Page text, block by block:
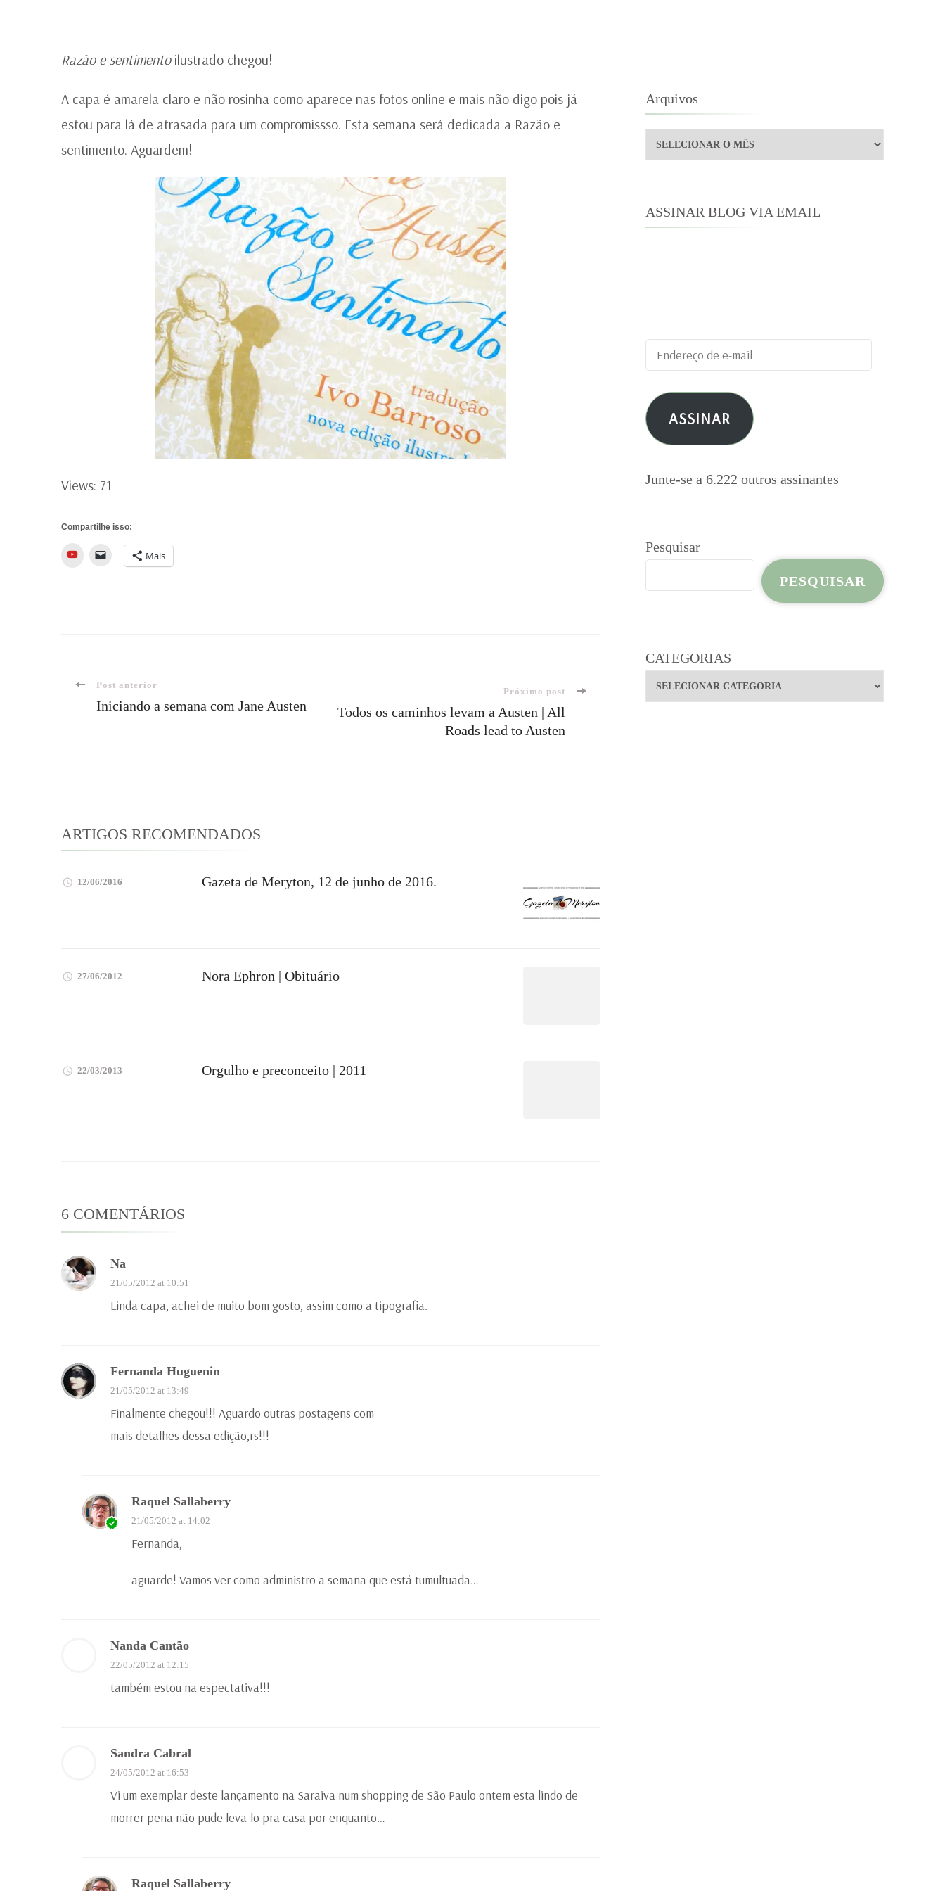
Razão e sentimentoilustrado chegou!
A capa é amarela claro e não rosinha como aparece nas fotos online e mais não digo pois já
estou para lá de atrasada para um compromissso. Esta semana será dedicada a Razão e
sentimento. Aguardem!
Views: 71
Compartilhe isso:
YouTube Mais
Navegação
Post anterior
Iniciando a semana com Jane Austen
Próximo post
Todos os caminhos levam a Austen | All
Roads lead to Austen
ARTIGOS RECOMENDADOS
12/06/2016 Gazeta de Meryton, 12 de junho de 2016.
27/06/2012 Nora Ephron | Obituário
22/03/2013 Orgulho e preconceito | 2011
6 COMENTÁRIOS
Na
21/05/2012 at 10:51
Linda capa, achei de muito bom gosto, assim como a tipografia.
Fernanda Huguenin
21/05/2012 at 13:49
Finalmente chegou!!! Aguardo outras postagens com
mais detalhes dessa edição,rs!!!
Raquel Sallaberry
21/05/2012 at 14:02
Fernanda,
aguarde! Vamos ver como administro a semana que está tumultuada…
Nanda Cantão
22/05/2012 at 12:15
também estou na espectativa!!!
Sandra Cabral
24/05/2012 at 16:53
Vi um exemplar deste lançamento na Saraiva num shopping de São Paulo ontem esta lindo de
morrer pena não pude leva-lo pra casa por enquanto…
Raquel Sallaberry
Arquivos
Arquivos
ASSINAR BLOG VIA EMAIL
Endereço
de
e-
mail ASSINAR
Junte-se a 6.222 outros assinantes
Pesquisar
PESQUISAR
CATEGORIAS